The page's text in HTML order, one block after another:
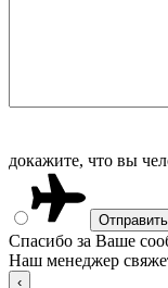
докажите, что вы
Спасибо за Ваше
Наш менеджер